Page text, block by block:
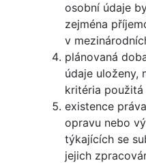
osobní údaje
zejména
v
plánovaná
údaje uloženy,
kritéria
existence
opravu nebo
týkajících se
jejich